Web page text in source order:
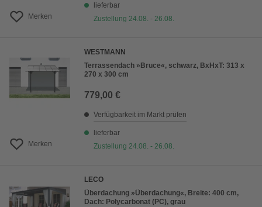
Merken
lieferbar
Zustellung 24.08. - 26.08.
Merken
WESTMANN
Terrassendach »Bruce«, schwarz, BxHxT: 313 x
270 x 300 cm
779,00 €
Verfügbarkeit im Markt prüfen
lieferbar
Zustellung 24.08. - 26.08.
LECO
Überdachung »Überdachung«, Breite: 400 cm,
Dach: Polycarbonat (PC), grau